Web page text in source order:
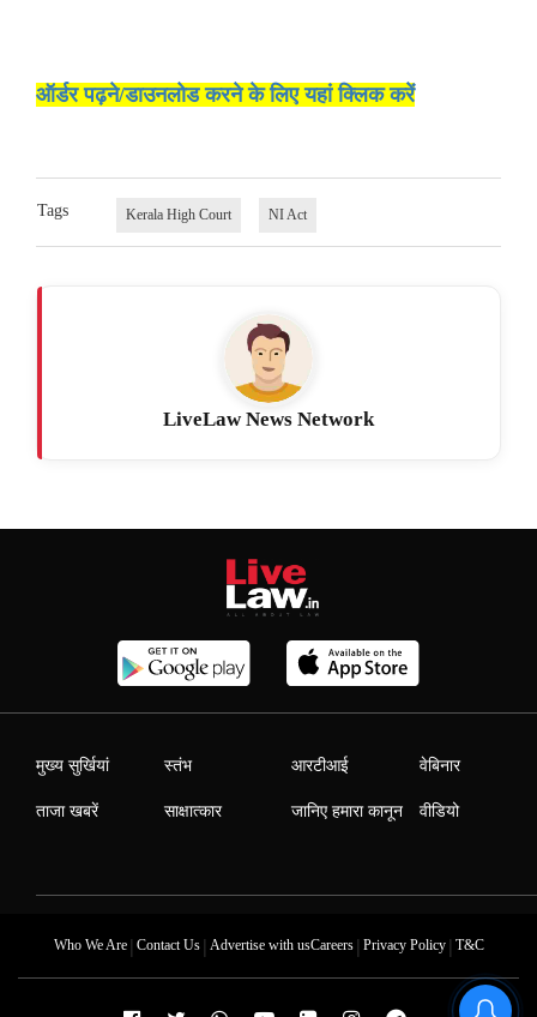
ऑर्डर पढ़ने/डाउनलोड करने के लिए यहां क्लिक करें
Tags Kerala High Court NI Act
LiveLaw News Network
मुख्य सुर्खियां
ताजा खबरें
स्तंभ
साक्षात्कार
आरटीआई
जानिए हमारा कानून
वेबिनार
वीडियो
Who We Are| Contact Us| Advertise with usCareers| Privacy Policy| T&C